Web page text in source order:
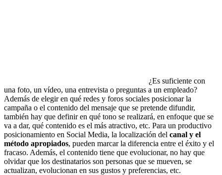
¿Es suficiente con
una foto, un vídeo, una entrevista o preguntas a un empleado?
Además de elegir en qué redes y foros sociales posicionar la
campaña o el contenido del mensaje que se pretende difundir,
también hay que definir en qué tono se realizará, en enfoque que se
va a dar, qué contenido es el más atractivo, etc. Para un productivo
posicionamiento en Social Media, la localización del canal y el
método apropiados, pueden marcar la diferencia entre el éxito y el
fracaso. Además, el contenido tiene que evolucionar, no hay que
olvidar que los destinatarios son personas que se mueven, se
actualizan, evolucionan en sus gustos y preferencias, etc.